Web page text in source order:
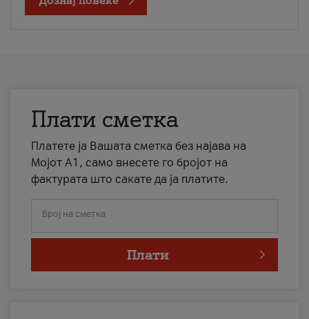
Плати сметка
Платете ја Вашата сметка без најава на
Мојот А1, само внесете го бројот на
фактурата што сакате да ја платите.
Број на сметка
Плати